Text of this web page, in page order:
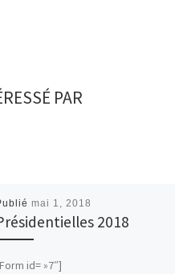
PAR
mai 1, 2018
2018
id= »7″]